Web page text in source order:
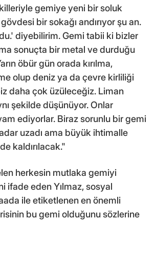
gemiye yeni bir soluk
bir sokağı andırıyor şu an.
diyebilirim. Gemi tabii ki bizler
sonuçta bir metal ve durduğu
öbür gün orada kırılma,
olup deniz ya da çevre kirliliği
daha çok üzüleceğiz. Liman
şekilde düşünüyor. Onlar
ediyorlar. Biraz sorunlu bir gemi
uzadı ama büyük ihtimalle
kaldırılacak."
herkesin mutlaka gemiyi
ifade eden Yılmaz, sosyal
ile etiketlenen en önemli
bu gemi olduğunu sözlerine